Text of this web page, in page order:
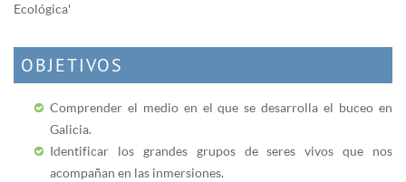
Ecológica'
OBJETIVOS
Comprender el medio en el que se desarrolla el buceo en
Galicia.
Identificar los grandes grupos de seres vivos que nos
acompañan en las inmersiones.